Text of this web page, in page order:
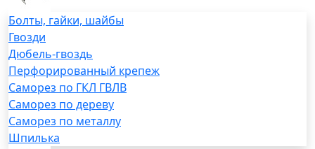
Болты, гайки, шайбы
Гвозди
Дюбель-гвоздь
Перфорированный крепеж
Саморез по ГКЛ ГВЛВ
Саморез по дереву
Саморез по металлу
Шпилька